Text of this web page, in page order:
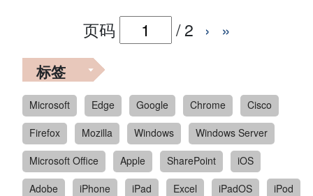
页码 /2 › »
标签
Microsoft Edge Google Chrome
Cisco
Firefox
Mozilla Windows
Windows Server
Microsoft Office
Apple SharePoint
iOS
Adobe
iPhone iPad Excel iPadOS
iPod